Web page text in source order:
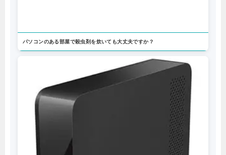
パソコンのある部屋で殺虫剤を炊いても大丈夫ですか？